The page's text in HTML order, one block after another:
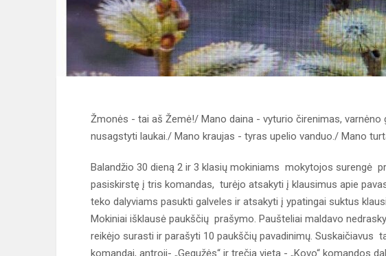
Žmonės - tai aš Žemė!/ Mano daina - vyturio čirenimas,
nusagstyti laukai./ Mano kraujas - tyras upelio vanduo./ Mano
Balandžio 30 dieną 2 ir 3 klasių mokiniams mokytojos surengė
pasiskirstę į tris komandas, turėjo atsakyti į klausimus apie
teko dalyviams pasukti galveles ir atsakyti į ypatingai suktus
Mokiniai išklausė paukščių prašymo. Paušteliai maldavo
reikėjo surasti ir parašyti 10 paukščių pavadinimų. Suskaičiavus
komandai, antroji- „Gegužės“ ir trečia vieta - „Kovo“ komandos